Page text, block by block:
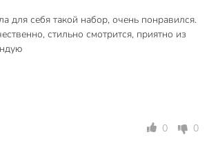
для себя такой набор, очень понравился.
стильно смотрится, приятно из
0 0